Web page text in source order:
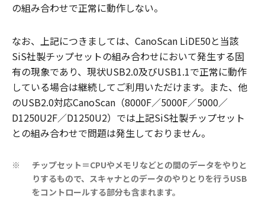
の組み合わせで正常に動作しない。
なお、上記につきましては、CanoScan LiDE50と当該
SiS社製チップセットの組み合わせにおいて発生する固
有の現象であり、現状USB2.0及びUSB1.1で正常に動作
している場合は継続してご利用いただけます。また、他
のUSB2.0対応CanoScan（8000F／5000F／5000／
D1250U2F／D1250U2）では上記SiS社製チップセット
との組み合わせで問題は発生しておりません。
※
チップセット＝CPUやメモリなどとの間のデータをやりと
りするもので、スキャナとのデータのやりとりを行うUSB
をコントロールする部分も含まれます。